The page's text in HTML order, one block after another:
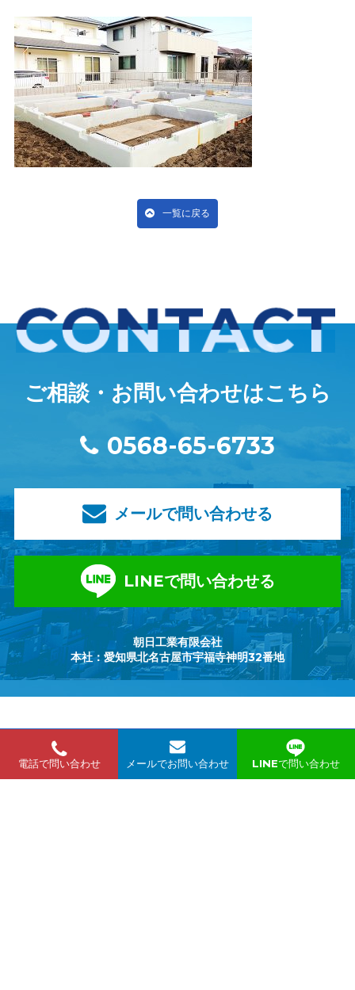
一覧に戻る
ご相談・お問い合わせはこちら
0568-65-6733
メールで問い合わせる
LINEで問い合わせる
朝日工業有限会社
本社：愛知県北名古屋市宇福寺神明32番地
無料でテレビ電話相談ができます。
zoom か skype でお問い合わせください。
電話で問い合わせ メールでお問い合わせ LINEで問い合わせ